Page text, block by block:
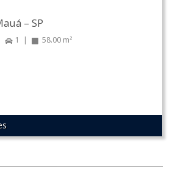
– SP
1 58.00 m²